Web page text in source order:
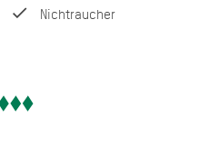
Nichtraucher